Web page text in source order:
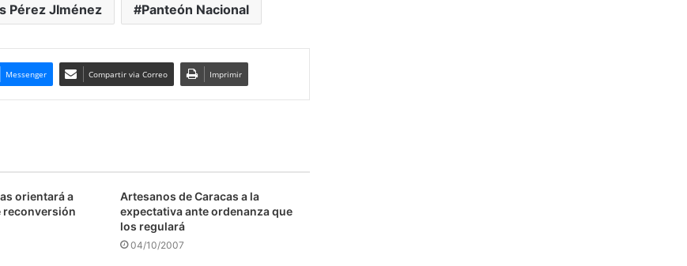
Pérez JIménez Panteón Nacional
Messenger Compartir via Correo Imprimir
orientará a
reconversión
Artesanos de Caracas a la
expectativa ante ordenanza que
los regulará
04/10/2007